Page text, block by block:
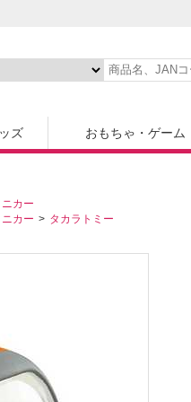
ズ おもちゃ・ゲーム
ニカー
ニカー タカラトミー